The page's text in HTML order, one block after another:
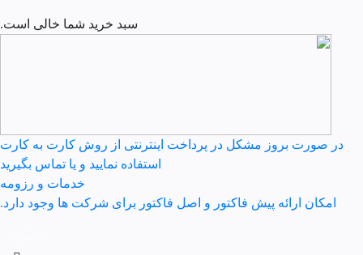
سبد خرید شما خالی است.
در صورت بروز مشکل در پرداخت اینترنتی از روش کارت به کارت
استفاده نمایید و یا تماس بگیرید
خدمات و رزومه
امکان ارائه پیش فاکتور و اصل فاکتور برای شرکت ها وجود دارد.